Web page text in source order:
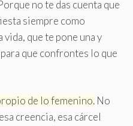
no te das cuenta que
siempre como
que te pone una y
que confrontes lo que
de lo femenino. No
creencia, esa cárcel